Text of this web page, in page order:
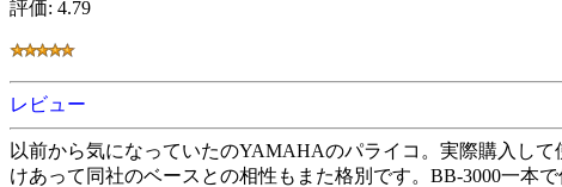
評価: 4.79
レビュー
以前から気になっていたのYAMAHAのパライコ。実際購入し
けあって同社のベースとの相性もまた格別です。BB-3000一本